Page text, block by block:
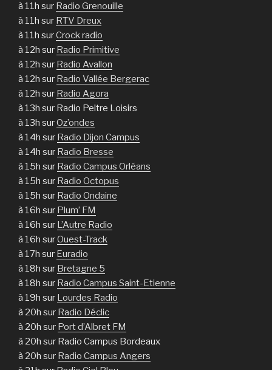
à 11h sur Radio Grenouille
à 11h sur RTV Dreux
à 11h surCrock radio
à 12h sur Radio Primitive
à 12h sur Radio Avallon
à 12h sur Radio Vallée Bergerac
à 12h sur Radio Agora
à 13h sur Radio Peltre Loisirs
à 13h surOz’ondes
à 14h sur Radio Dijon Campus
à 14h sur Radio Bresse
à 15h sur Radio Campus Orléans
à 15h sur Radio Octopus
à 15h sur Radio Ondaine
à 16h sur Plum’ FM
à 16h sur L’Autre Radio
à 16h surOuest-Track
à 17h sur Euradio
à 18h sur Bretagne 5
à 18h sur Radio Campus Saint-Etienne
à 19h sur Lourdes Radio
à 20h sur Radio Déclic
à 20h sur Port d’Albret FM
à 20h sur Radio Campus Bordeaux
à 20h sur Radio Campus Angers